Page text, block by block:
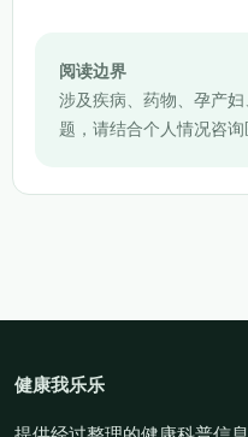
阅读边界
涉及疾病、药物、孕产
题，请结合个人情况咨询
健康我乐乐